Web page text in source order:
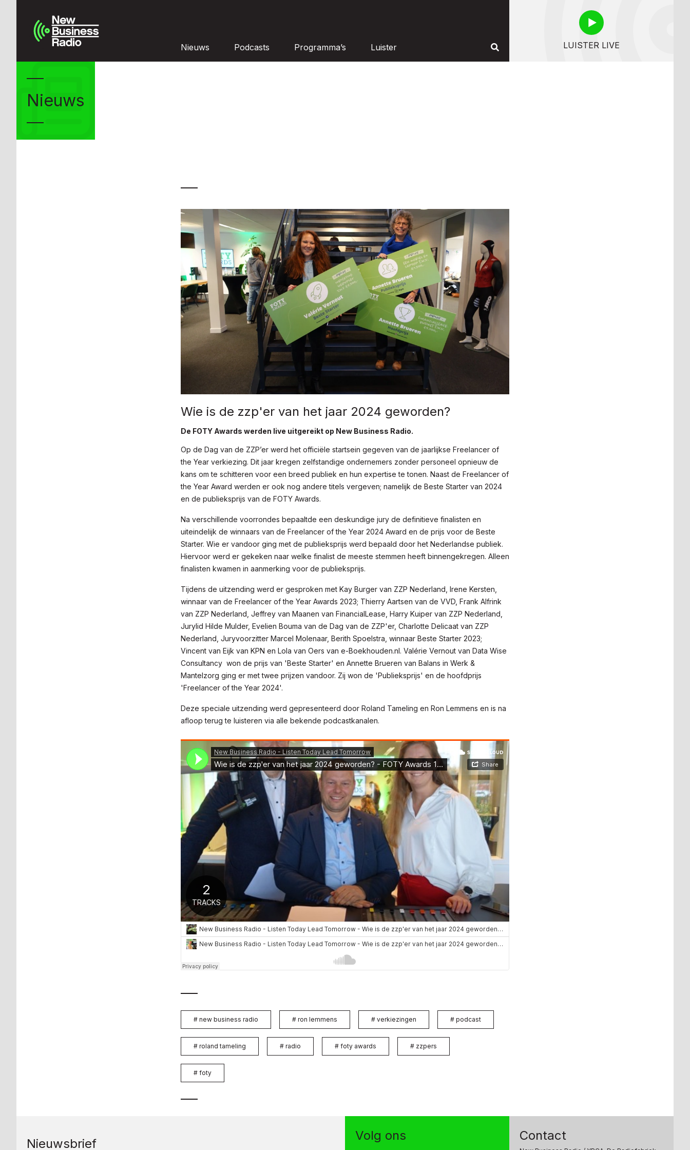
Nieuws Podcasts Programma’s Luister LUISTER LIVE
Nieuws
Wie is de zzp'er van het jaar 2024 geworden?
De FOTY Awards werden live uitgereikt op New Business Radio.
Op de Dag van de ZZP’er werd het officiële startsein gegeven van de jaarlijkse Freelancer of
the Year verkiezing. Dit jaar kregen zelfstandige ondernemers zonder personeel opnieuw de
kans om te schitteren voor een breed publiek en hun expertise te tonen. Naast de Freelancer of
the Year Award werden er ook nog andere titels vergeven; namelijk de Beste Starter van 2024
en de publieksprijs van de FOTY Awards.
Na verschillende voorrondes bepaaltde een deskundige jury de definitieve finalisten en
uiteindelijk de winnaars van de Freelancer of the Year 2024 Award en de prijs voor de Beste
Starter. Wie er vandoor ging met de publieksprijs werd bepaald door het Nederlandse publiek.
Hiervoor werd er gekeken naar welke finalist de meeste stemmen heeft binnengekregen. Alleen
finalisten kwamen in aanmerking voor de publieksprijs.
Tijdens de uitzending werd er gesproken met Kay Burger van ZZP Nederland, Irene Kersten,
winnaar van de Freelancer of the Year Awards 2023; Thierry Aartsen van de VVD, Frank Alfrink
van ZZP Nederland, Jeffrey van Maanen van FinancialLease, Harry Kuiper van ZZP Nederland,
Jurylid Hilde Mulder, Evelien Bouma van de Dag van de ZZP'er, Charlotte Delicaat van ZZP
Nederland, Juryvoorzitter Marcel Molenaar, Berith Spoelstra, winnaar Beste Starter 2023;
Vincent van Eijk van KPN en Lola van Oers van e-Boekhouden.nl. Valérie Vernout van Data Wise
Consultancy won de prijs van 'Beste Starter' en Annette Brueren van Balans in Werk &
Mantelzorg ging er met twee prijzen vandoor. Zij won de 'Publieksprijs' en de hoofdprijs
'Freelancer of the Year 2024'.
Deze speciale uitzending werd gepresenteerd door Roland Tameling en Ron Lemmens en is na
afloop terug te luisteren via alle bekende podcastkanalen.
# new business radio # ron lemmens # verkiezingen # podcast
# roland tameling # radio # foty awards # zzpers
# foty
Nieuwsbrief
Volg ons Contact